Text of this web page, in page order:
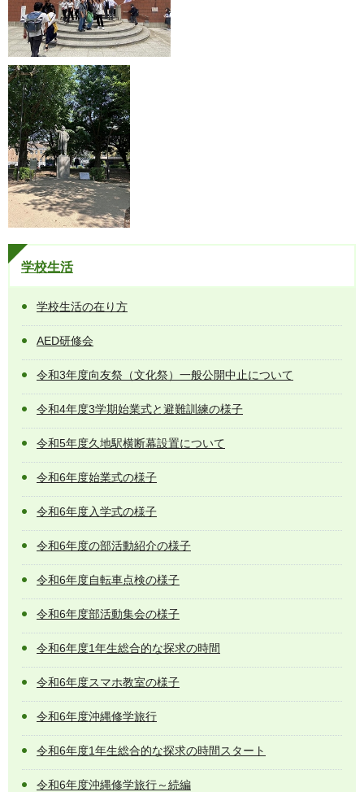
学校生活
学校生活の在り方
AED研修会
令和3年度向友祭（文化祭）一般公開中止について
令和4年度3学期始業式と避難訓練の様子
令和5年度久地駅横断幕設置について
令和6年度始業式の様子
令和6年度入学式の様子
令和6年度の部活動紹介の様子
令和6年度自転車点検の様子
令和6年度部活動集会の様子
令和6年度1年生総合的な探求の時間
令和6年度スマホ教室の様子
令和6年度沖縄修学旅行
令和6年度1年生総合的な探求の時間スタート
令和6年度沖縄修学旅行～続編